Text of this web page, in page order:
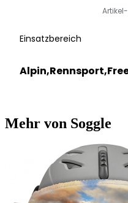
Einsatzbereich
Mehr von Soggle